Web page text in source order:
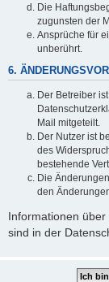
Die
zugunsten der
Ansprüche für
unberührt.
6.
Der Betreiber
Mail mitgeteilt.
Der Nutzer ist
des
bestehende
Die
den
Informationen
sind in der